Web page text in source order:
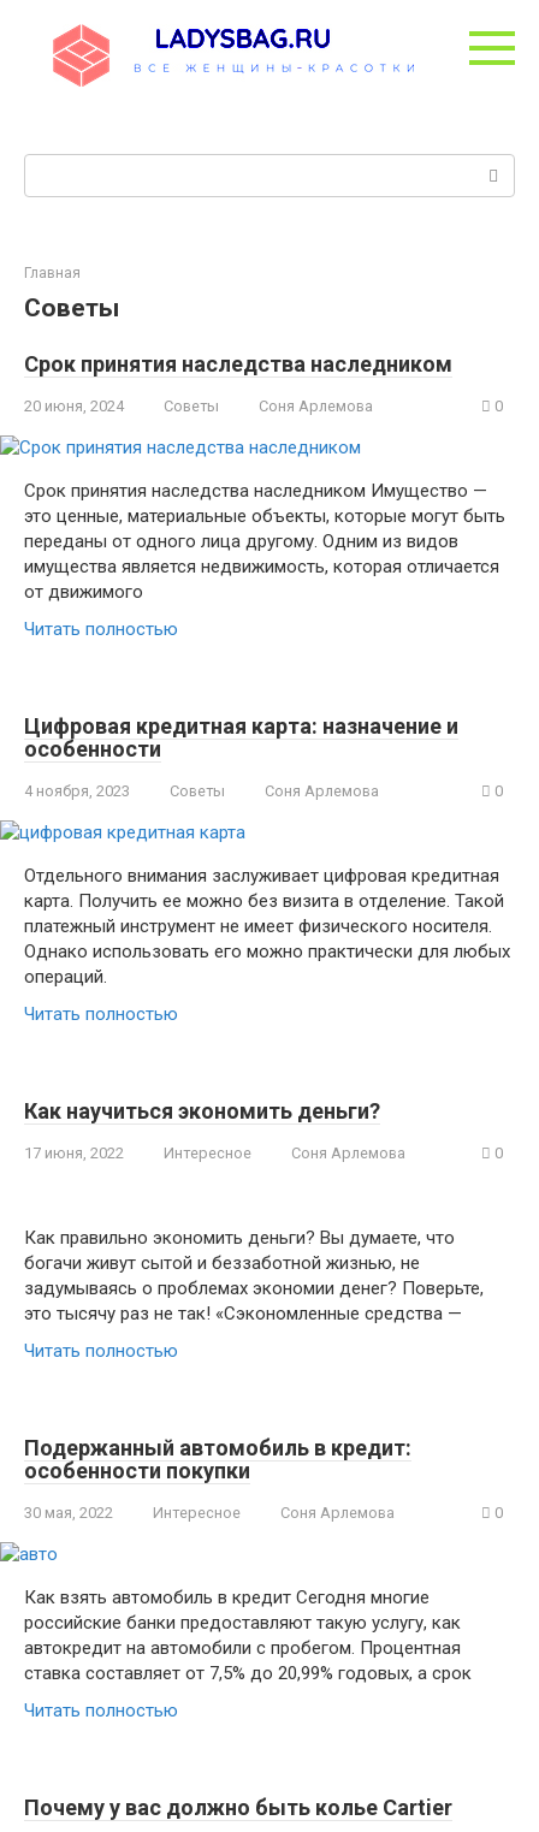
контенту
Поиск:
Главная
Советы
Срок принятия наследства наследником
20 июня, 2024 Советы Соня Арлемова 0
Срок принятия наследства наследником Имущество —
это ценные, материальные объекты, которые могут быть
переданы от одного лица другому. Одним из видов
имущества является недвижимость, которая отличается
от движимого
Читать полностью
Цифровая кредитная карта: назначение и
особенности
4 ноября, 2023 Советы Соня Арлемова 0
Отдельного внимания заслуживает цифровая кредитная
карта. Получить ее можно без визита в отделение. Такой
платежный инструмент не имеет физического носителя.
Однако использовать его можно практически для любых
операций.
Читать полностью
Как научиться экономить деньги?
17 июня, 2022 Интересное Соня Арлемова 0
Как правильно экономить деньги? Вы думаете, что
богачи живут сытой и беззаботной жизнью, не
задумываясь о проблемах экономии денег? Поверьте,
это тысячу раз не так! «Сэкономленные средства —
Читать полностью
Подержанный автомобиль в кредит:
особенности покупки
30 мая, 2022 Интересное Соня Арлемова 0
Как взять автомобиль в кредит Сегодня многие
российские банки предоставляют такую услугу, как
автокредит на автомобили с пробегом. Процентная
ставка составляет от 7,5% до 20,99% годовых, а срок
Читать полностью
Почему у вас должно быть колье Cartier